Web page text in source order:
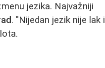
jezika. Najvažniji
. "Nijedan jezik nije lak i